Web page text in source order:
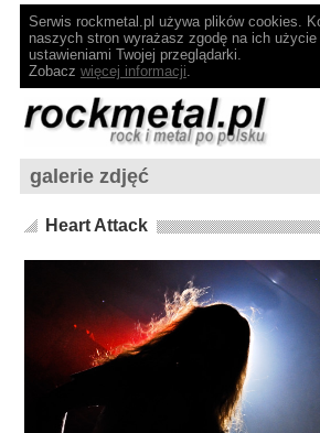
Serwis rockmetal.pl używa plików cookies.
naszych stron wyrażasz zgodę na ich użycie
ustawieniami Twojej przeglądarki.
Zobacz więcej informacji.
galerie zdjęć
Heart Attack